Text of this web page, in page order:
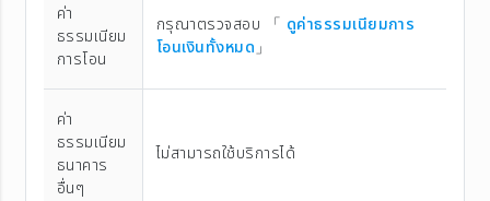
ค่า
ธรรมเนียม
การโอน
กรุณาตรวจสอบ 「 ดูค่าธรรมเนียมการ
โอนเงินทั้งหมด」
ค่า
ธรรมเนียม
ธนาคาร
อื่นๆ
ไม่สามารถใช้บริการได้